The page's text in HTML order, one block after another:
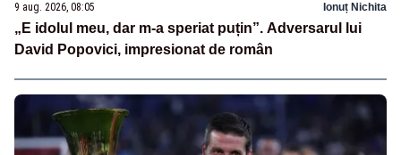
9 aug. 2026, 08:05 Ionuț Nichita
„E idolul meu, dar m-a speriat puțin”. Adversarul lui
David Popovici, impresionat de român